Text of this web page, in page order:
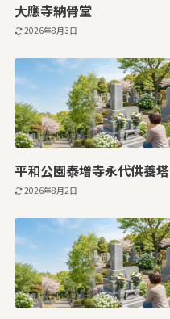
大應寺納骨堂
2026年8月3日
平和公園泰増寺永代供養塔
2026年8月2日